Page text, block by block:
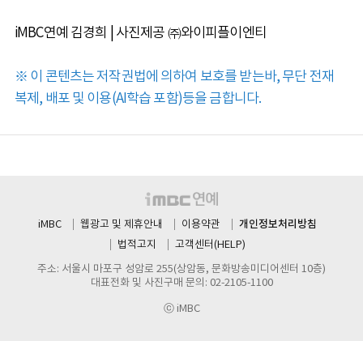
iMBC연예 김경희 | 사진제공 ㈜와이피플이엔티
※ 이 콘텐츠는 저작권법에 의하여 보호를 받는바, 무단 전재
복제, 배포 및 이용(AI학습 포함)등을 금합니다.
iMBC 웹광고 및 제휴안내 이용약관 개인정보처리방침
법적고지
고객센터(HELP)
주소: 서울시 마포구 성암로 255(상암동, 문화방송미디어센터 10층)
대표전화 및 사진구매 문의: 02-2105-1100
ⓒ iMBC